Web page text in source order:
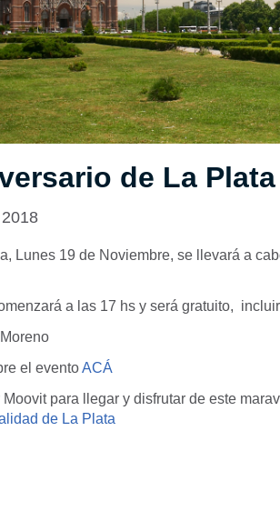
de La Plata
Lunes 19 de Noviembre, se llevará a
a las 17 hs y será gratuito,
el eventoACÁ
Moovit para llegar y disfrutar de este
de La Plata